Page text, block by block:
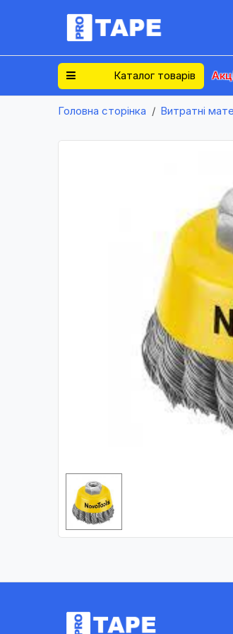
Каталог товарів
Головна сторінка Витратні